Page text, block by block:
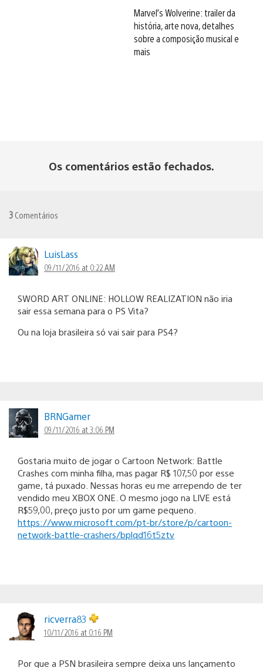
Marvel’s Wolverine: trailer da
história, arte nova, detalhes
sobre a composição musical e
mais
Os comentários estão fechados.
3 Comentários
LuisLass
09/11/2016 at 0:22 AM
SWORD ART ONLINE: HOLLOW REALIZATION não iria
sair essa semana para o PS Vita?
Ou na loja brasileira só vai sair para PS4?
BRNGamer
09/11/2016 at 3:06 PM
Gostaria muito de jogar o Cartoon Network: Battle
Crashes com minha filha, mas pagar R$ 107,50 por esse
game, tá puxado. Nessas horas eu me arrependo de ter
vendido meu XBOX ONE. O mesmo jogo na LIVE está
R$59,00, preço justo por um game pequeno.
https://www.microsoft.com/pt-br/store/p/cartoon-
network-battle-crashers/bplqd16t5ztv
ricverra83
10/11/2016 at 0:16 PM
Por que a PSN brasileira sempre deixa uns lançamento